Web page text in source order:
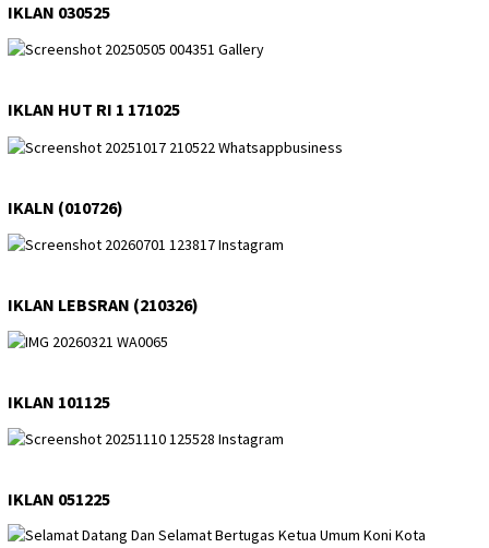
IKLAN 030525
IKLAN HUT RI 1 171025
IKALN (010726)
IKLAN LEBSRAN (210326)
IKLAN 101125
IKLAN 051225